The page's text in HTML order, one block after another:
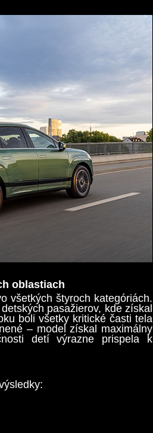
oblastiach
všetkých štyroch kategóriách.
pasažierov, kde získal
boli všetky kritické časti tela
– model získal maximálny
detí výrazne prispela k